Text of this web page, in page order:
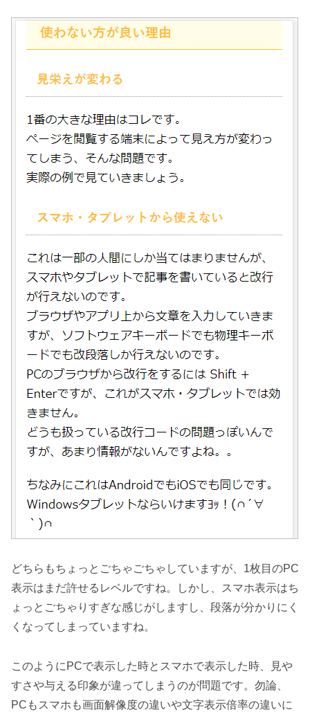
どちらもちょっとごちゃごちゃしていますが、1枚目のPC
表示はまだ許せるレベルですね。しかし、スマホ表示はち
ょっとごちゃりすぎな感じがしますし、段落が分かりにく
くなってしまっていますね。
このようにPCで表示した時とスマホで表示した時、見や
すさや与える印象が違ってしまうのが問題です。勿論、
PCもスマホも画面解像度の違いや文字表示倍率の違いに